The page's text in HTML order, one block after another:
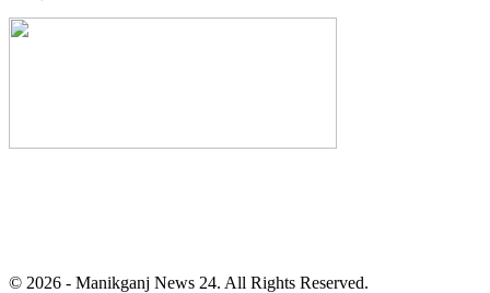
© 2026 - Manikganj News 24. All Rights Reserved.